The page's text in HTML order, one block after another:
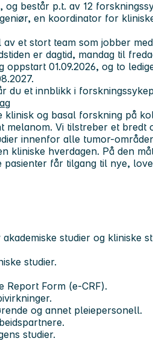
består p.t. av 12
en koordinator for
et stort team som jobber
er dagtid, mandag til
01.09.2026, og to
du et innblikk i
klinisk og basal forskning på
Vi tilstreber et bredt
innenfor alle tumor-
kliniske hverdagen. På den
pasienter får tilgang til nye,
studier og kliniske
studier.
Report Form (e-CRF).
og annet pleiepersonell.
studier.